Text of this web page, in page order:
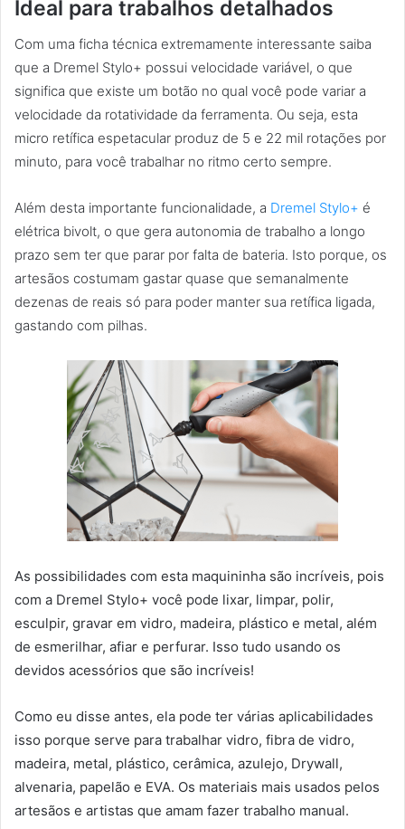
Ideal para trabalhos detalhados
Com uma ficha técnica extremamente interessante saiba
que a Dremel Stylo+ possui velocidade variável, o que
significa que existe um botão no qual você pode variar a
velocidade da rotatividade da ferramenta. Ou seja, esta
micro retífica espetacular produz de 5 e 22 mil rotações por
minuto, para você trabalhar no ritmo certo sempre.
Além desta importante funcionalidade, a Dremel Stylo+ é
elétrica bivolt, o que gera autonomia de trabalho a longo
prazo sem ter que parar por falta de bateria. Isto porque, os
artesãos costumam gastar quase que semanalmente
dezenas de reais só para poder manter sua retífica ligada,
gastando com pilhas.
As possibilidades com esta maquininha são incríveis, pois
com a Dremel Stylo+ você pode lixar, limpar, polir,
esculpir, gravar em vidro, madeira, plástico e metal, além
de esmerilhar, afiar e perfurar. Isso tudo usando os
devidos acessórios que são incríveis!
Como eu disse antes, ela pode ter várias aplicabilidades
isso porque serve para trabalhar vidro, fibra de vidro,
madeira, metal, plástico, cerâmica, azulejo, Drywall,
alvenaria, papelão e EVA. Os materiais mais usados pelos
artesãos e artistas que amam fazer trabalho manual.